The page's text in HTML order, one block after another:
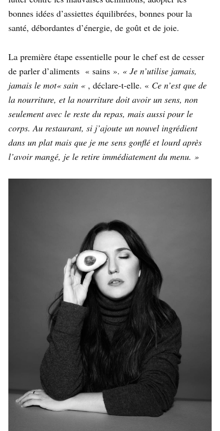
bonnes idées d’assiettes équilibrées, bonnes pour la
santé, débordantes d’énergie, de goût et de joie.
La première étape essentielle pour le chef est de cesser
de parler d’aliments « sains ». « Je n’utilise jamais,
jamais le mot« sain « , déclare-t-elle. « Ce n’est que de
la nourriture, et la nourriture doit avoir un sens, non
seulement avec le reste du repas, mais aussi pour le
corps. Au restaurant, si j’ajoute un nouvel ingrédient
dans un plat mais que je me sens gonflé et lourd après
l’avoir mangé, je le retire immédiatement du menu. »